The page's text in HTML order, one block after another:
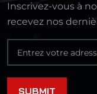
Inscrivez-vous à
recevez nos